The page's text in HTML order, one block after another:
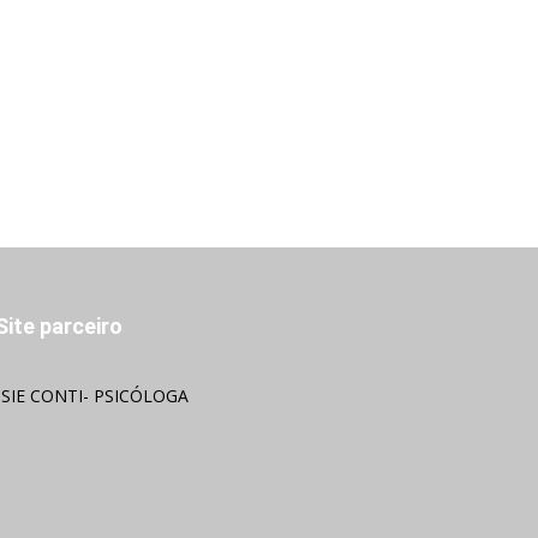
parceiro
CONTI- PSICÓLOGA